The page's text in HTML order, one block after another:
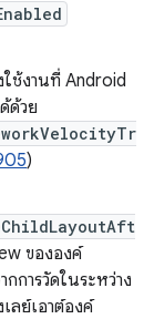
ช้งานที่ Android
ด้วย
)
ขององค์
การวัดในระหว่าง
ลย์เอาต์องค์